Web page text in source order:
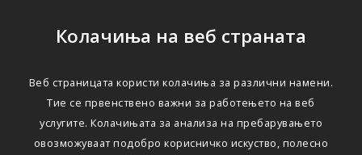
Колачиња на веб страната
Веб страницата користи колачиња за различни намени.
Тие се првенствено важни за работењето на веб
услугите. Колачињата за анализа на пребарувањето
овозможуваат подобро корисничко искуство, полесно
Совети за подобро
мозочно здравје